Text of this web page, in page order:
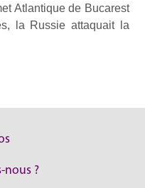
Atlantique de Bucarest
la Russie attaquait la
nous ?